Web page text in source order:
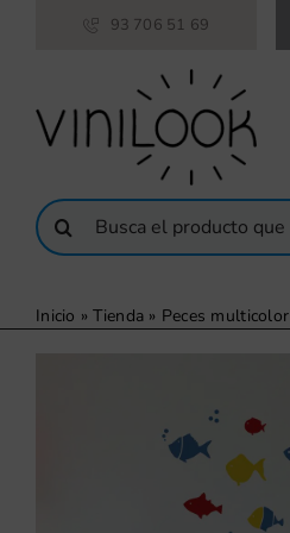
93 706 51 69
Buscar:
Inicio »Tienda » Peces multicolor